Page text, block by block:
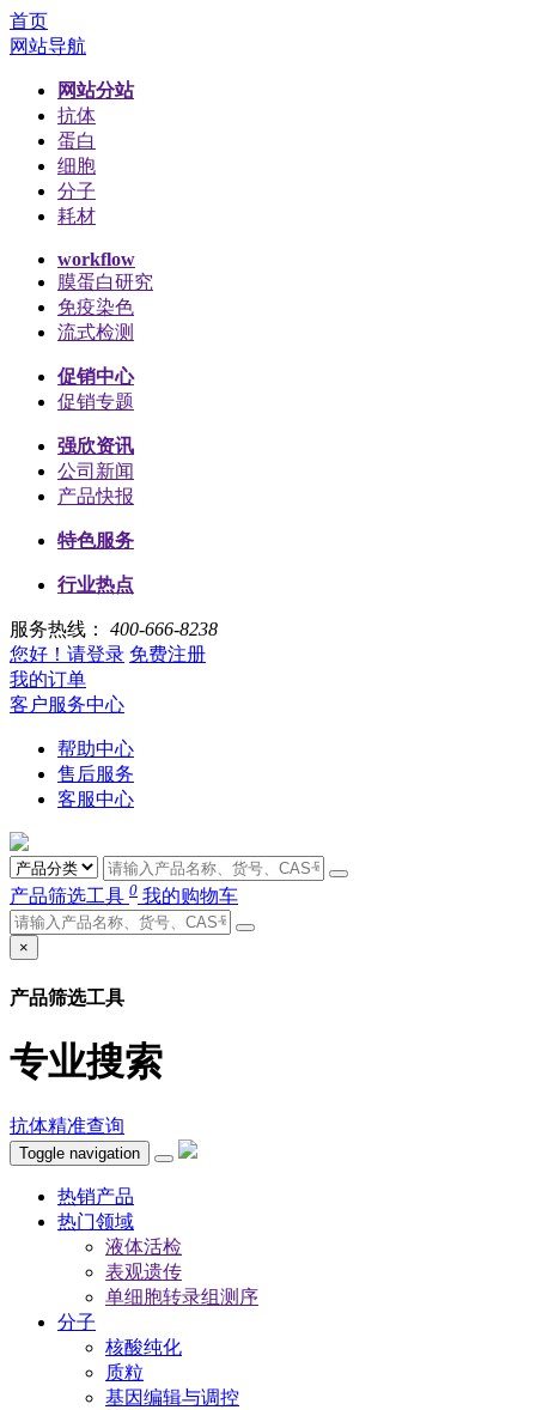
首页
网站导航
网站分站
抗体
蛋白
细胞
分子
耗材
workflow
膜蛋白研究
免疫染色
流式检测
促销中心
促销专题
强欣资讯
公司新闻
产品快报
特色服务
行业热点
服务热线： 400-666-8238
您好！请登录 免费注册
我的订单
客户服务中心
帮助中心
售后服务
客服中心
产品筛选工具 0 我的购物车
×
产品筛选工具
专业搜索
抗体精准查询
Toggle navigation
热销产品
热门领域
液体活检
表观遗传
单细胞转录组测序
分子
核酸纯化
质粒
基因编辑与调控